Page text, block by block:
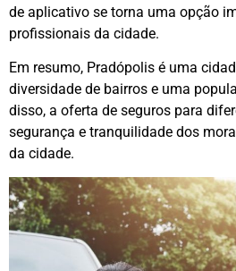
de aplicativo se torna uma opção
profissionais da cidade.
Em resumo, Pradópolis é uma
diversidade de bairros e uma
disso, a oferta de seguros para
segurança e tranquilidade dos
da cidade.